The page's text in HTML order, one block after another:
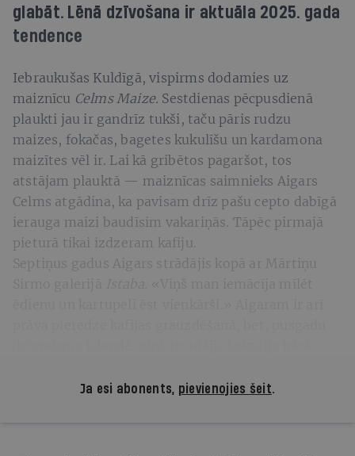
glabāt. Lēnā dzīvošana ir aktuāla 2025. gada
tendence
Iebraukušas Kuldīgā, vispirms dodamies uz
maiznīcu Celms Maize. Sestdienas pēcpusdienā
plaukti jau ir gandrīz tukši, taču pāris rudzu
maizes, fokačas, bagetes kukulīšu un kardamona
maizītes vēl ir. Lai kā gribētos pagaršot, tos
atstājam plauktā — maiznīcas saimnieks Aigars
Celms atgādina, ka pavisam drīz pašu cepto dabīgā
ierauga maizi baudīsim vakariņās. Tāpēc pirmajā
pieturā tikai izdzeram kafiju.
Septiņus gadus Aigars strādājis kopā ar Mārtiņu
Ja esi abonents, pievienojies šeit.